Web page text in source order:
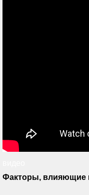
Факторы, влияющие